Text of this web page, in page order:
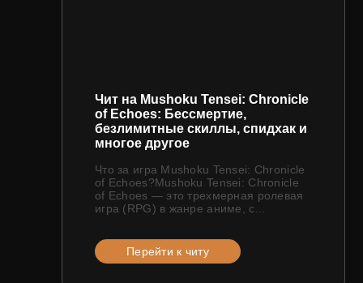
Чит на Mushoku Tensei: Chronicle
of Echoes: Бессмертие,
безлимитные скиллы, спидхак и
многое другое
Что за игра Mushoku Tensei: Chronicle
of Echoes?Mushoku Tensei: Chronicle
of Echoes — это трехмерная ролевая
игра (RPG) в жанре аниме, с...
Перейти к читу